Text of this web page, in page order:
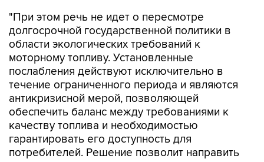
"При этом речь не идет о пересмотре
долгосрочной государственной политики в
области экологических требований к
моторному топливу. Установленные
послабления действуют исключительно в
течение ограниченного периода и являются
антикризисной мерой, позволяющей
обеспечить баланс между требованиями к
качеству топлива и необходимостью
гарантировать его доступность для
потребителей. Решение позволит направить